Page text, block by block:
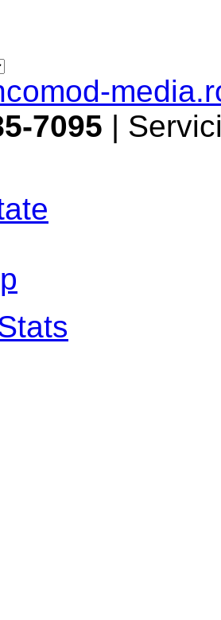
7095 |